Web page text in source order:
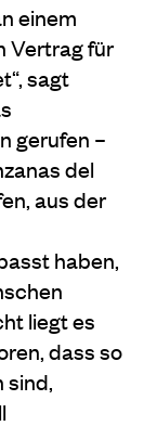
einem
Vertrag für
sagt
gerufen –
del
aus der
haben,
liegt es
dass so
sind,